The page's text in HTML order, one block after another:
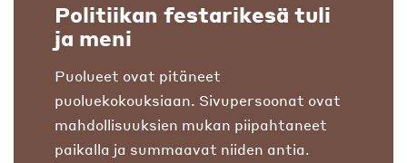
Politiikan festarikesä tuli
ja meni
Puolueet ovat pitäneet
puoluekokouksiaan. Sivupersoonat ovat
mahdollisuuksien mukan piipahtaneet
paikalla ja summaavat niiden antia.